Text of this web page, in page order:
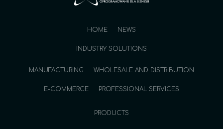
HOME NEWS
INDUSTRY SOLUTIONS
MANUFACTURING WHOLESALE AND DISTRIBUTION
E-COMMERCE PROFESSIONAL SERVICES
PRODUCTS